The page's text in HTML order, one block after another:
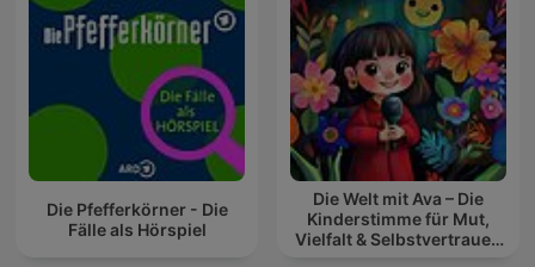
Die Pfefferkörner - Die
Fälle als Hörspiel
Die Welt mit Ava – Die
Kinderstimme für Mut,
Vielfalt & Selbstvertrauen